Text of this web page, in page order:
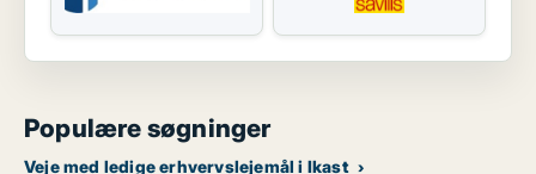
Populære søgninger
Veje med ledige erhvervslejemål i Ikast